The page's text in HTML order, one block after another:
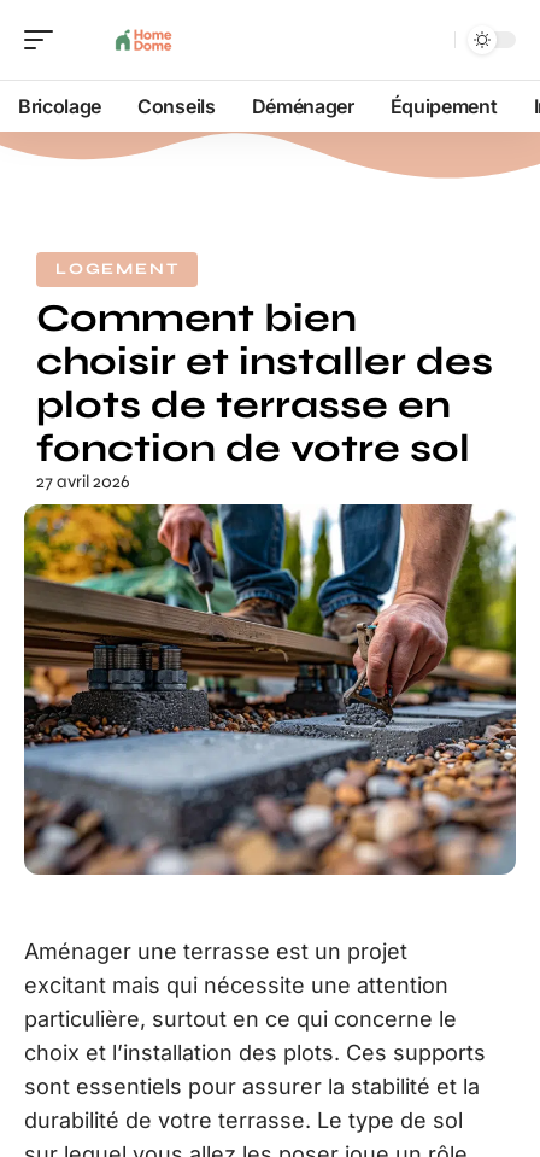
Bricolage Conseils Déménager Équipement
LOGEMENT
Comment bien
choisir et installer des
plots de terrasse en
fonction de votre sol
27 avril 2026
Aménager une terrasse est un projet
excitant mais qui nécessite une attention
particulière, surtout en ce qui concerne le
choix et l’installation des plots. Ces supports
sont essentiels pour assurer la stabilité et la
durabilité de votre terrasse. Le type de sol